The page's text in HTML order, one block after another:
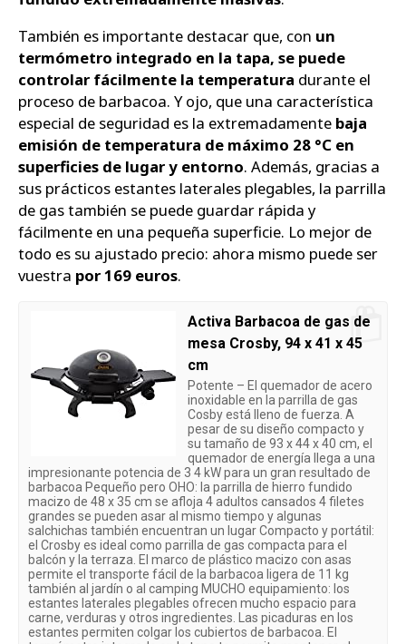
También es importante destacar que, con un
termómetro integrado en la tapa, se puede
controlar fácilmente la temperatura durante el
proceso de barbacoa. Y ojo, que una característica
especial de seguridad es la extremadamente baja
emisión de temperatura de máximo 28 °C en
superficies de lugar y entorno. Además, gracias a
sus prácticos estantes laterales plegables, la parrilla
de gas también se puede guardar rápida y
fácilmente en una pequeña superficie. Lo mejor de
todo es su ajustado precio: ahora mismo puede ser
vuestra por 169 euros.
Activa Barbacoa de gas de
mesa Crosby, 94 x 41 x 45
cm
Potente – El quemador de acero
inoxidable en la parrilla de gas
Cosby está lleno de fuerza. A
pesar de su diseño compacto y
su tamaño de 93 x 44 x 40 cm, el
quemador de energía llega a una
impresionante potencia de 3 4 kW para un gran resultado de
barbacoa Pequeño pero OHO: la parrilla de hierro fundido
macizo de 48 x 35 cm se afloja 4 adultos cansados 4 filetes
grandes se pueden asar al mismo tiempo y algunas
salchichas también encuentran un lugar Compacto y portátil:
el Crosby es ideal como parrilla de gas compacta para el
balcón y la terraza. El marco de plástico macizo con asas
permite el transporte fácil de la barbacoa ligera de 11 kg
también al jardín o al camping MUCHO equipamiento: los
estantes laterales plegables ofrecen mucho espacio para
carne, verduras y otros ingredientes. Las picaduras en los
estantes permiten colgar los cubiertos de barbacoa. El